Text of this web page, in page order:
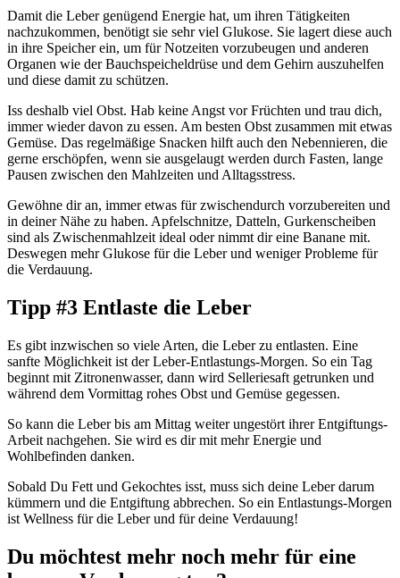
Damit die Leber genügend Energie hat, um ihren Tätigkeiten
nachzukommen, benötigt sie sehr viel Glukose. Sie lagert diese auch
in ihre Speicher ein, um für Notzeiten vorzubeugen und anderen
Organen wie der Bauchspeicheldrüse und dem Gehirn auszuhelfen
und diese damit zu schützen.
Iss deshalb viel Obst. Hab keine Angst vor Früchten und trau dich,
immer wieder davon zu essen. Am besten Obst zusammen mit etwas
Gemüse. Das regelmäßige Snacken hilft auch den Nebennieren, die
gerne erschöpfen, wenn sie ausgelaugt werden durch Fasten, lange
Pausen zwischen den Mahlzeiten und Alltagsstress.
Gewöhne dir an, immer etwas für zwischendurch vorzubereiten und
in deiner Nähe zu haben. Apfelschnitze, Datteln, Gurkenscheiben
sind als Zwischenmahlzeit ideal oder nimmt dir eine Banane mit.
Deswegen mehr Glukose für die Leber und weniger Probleme für
die Verdauung.
Tipp #3 Entlaste die Leber
Es gibt inzwischen so viele Arten, die Leber zu entlasten. Eine
sanfte Möglichkeit ist der Leber-Entlastungs-Morgen. So ein Tag
beginnt mit Zitronenwasser, dann wird Selleriesaft getrunken und
während dem Vormittag rohes Obst und Gemüse gegessen.
So kann die Leber bis am Mittag weiter ungestört ihrer Entgiftungs-
Arbeit nachgehen. Sie wird es dir mit mehr Energie und
Wohlbefinden danken.
Sobald Du Fett und Gekochtes isst, muss sich deine Leber darum
kümmern und die Entgiftung abbrechen. So ein Entlastungs-Morgen
ist Wellness für die Leber und für deine Verdauung!
Du möchtest mehr noch mehr für eine